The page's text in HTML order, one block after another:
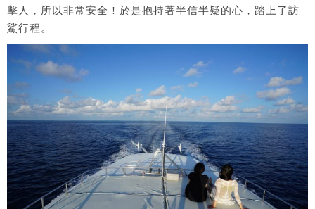
擊人，所以非常安全 ! 於是抱持著半信半疑的心，踏上了訪
鯊行程。